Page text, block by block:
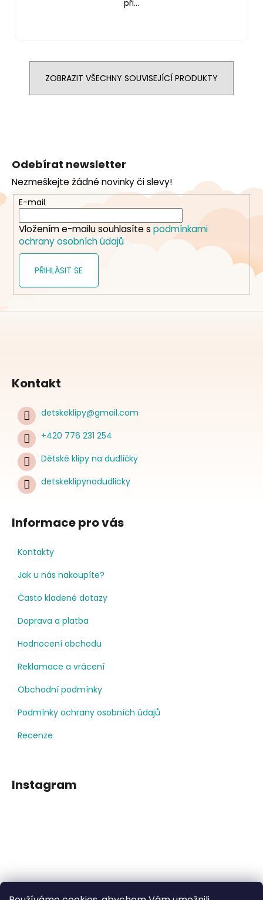
při...
ZOBRAZIT VŠECHNY SOUVISEJÍCÍ PRODUKTY
a
t
Odebírat newsletter
Nezmeškejte žádné novinky či slevy!
E-mail
Vložením e-mailu souhlasíte s podmínkami
ochrany osobních údajů
PŘIHLÁSIT SE
Kontakt
detskeklipy@gmail.com
+420 776 231 254
Dětské klipy na dudlíčky
detskeklipynadudlicky
Informace pro vás
Kontakty
Jak u nás nakoupíte?
Často kladené dotazy
Doprava a platba
Hodnocení obchodu
Reklamace a vrácení
Obchodní podmínky
Podmínky ochrany osobních údajů
Recenze
Instagram